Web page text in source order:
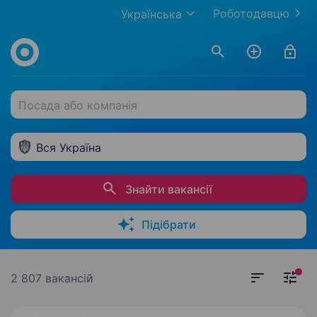
Роботодавцю
Українська
Посада або компанія
Вся Україна
Знайти вакансії
Підібрати
2 807 вакансій